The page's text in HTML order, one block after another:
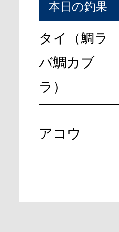
本日の釣果
タイ（鯛ラ
バ鯛カブ
ラ）
アコウ